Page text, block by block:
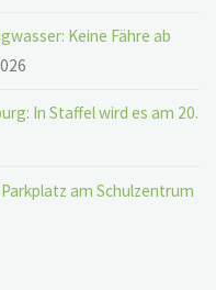
Keine Fähre ab
In Staffel wird es am 20.
am Schulzentrum